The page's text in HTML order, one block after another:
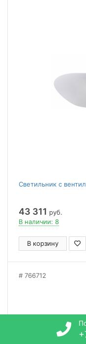
Светильник с
43 311 руб.
В наличии: 8
В корзину
766712